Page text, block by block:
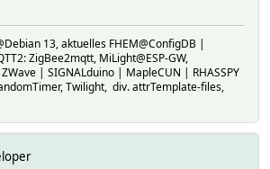
13, aktuelles FHEM@ConfigDB |
ZigBee2mqtt, MiLight@ESP-GW,
| SIGNALduino | MapleCUN | RHASSPY
Twilight, div. attrTemplate-files,